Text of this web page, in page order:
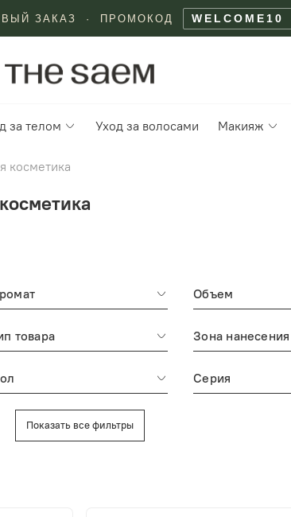
ЗАКАЗ · ПРОМОКОД WELCOME10
за телом Уход за волосами Макияж
косметика
Объем
товара Зона нанесения
Серия
Показать все фильтры